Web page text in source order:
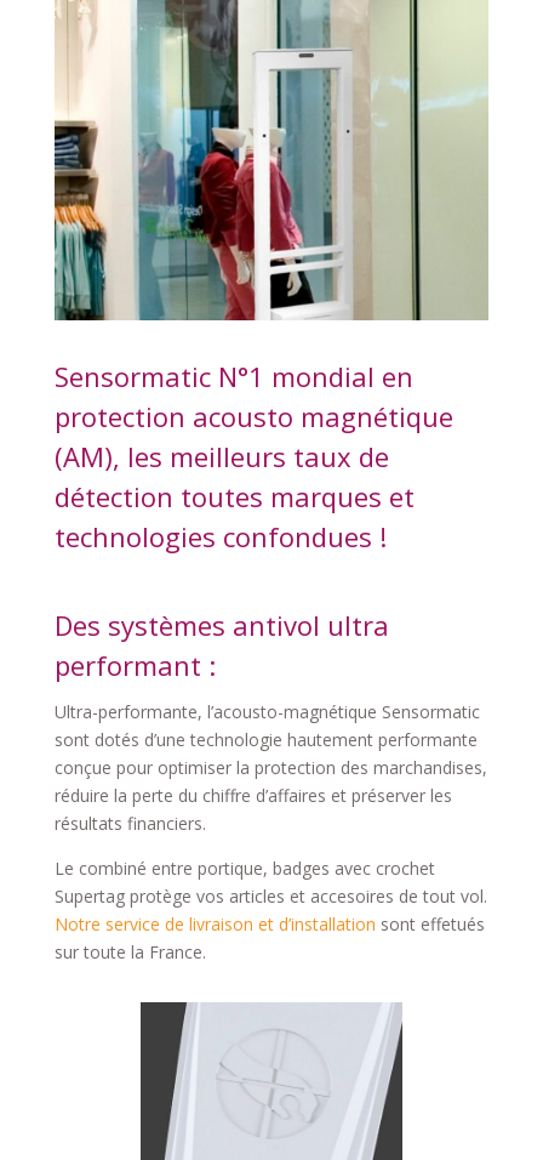
Sensormatic N°1 mondial en
protection acousto magnétique
(AM), les meilleurs taux de
détection toutes marques et
technologies confondues !
Des systèmes antivol ultra
performant :
Ultra-performante, l’acousto-magnétique Sensormatic
sont dotés d’une technologie hautement performante
conçue pour optimiser la protection des marchandises,
réduire la perte du chiffre d’affaires et préserver les
résultats financiers.
Le combiné entre portique, badges avec crochet
Supertag protège vos articles et accesoires de tout vol.
Notre service de livraison et d’installation sont effetués
sur toute la France.